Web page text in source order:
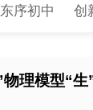
东序初中 创
理模型“生